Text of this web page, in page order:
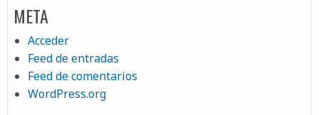
META
Acceder
Feed de entradas
Feed de comentarios
WordPress.org